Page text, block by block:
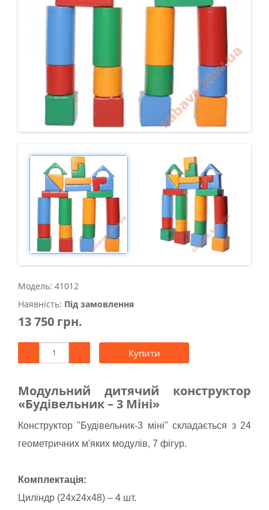
Модель: 41012
Наявність: Під замовлення
13 750 грн.
Купити
Модульний дитячий конструктор
«Будівельник – 3 Міні»
Конструктор "Будівельник-3 міні" складається з 24
геометричних м'яких модулів, 7 фігур.
Комплектація:
Циліндр (24х24х48) – 4 шт.